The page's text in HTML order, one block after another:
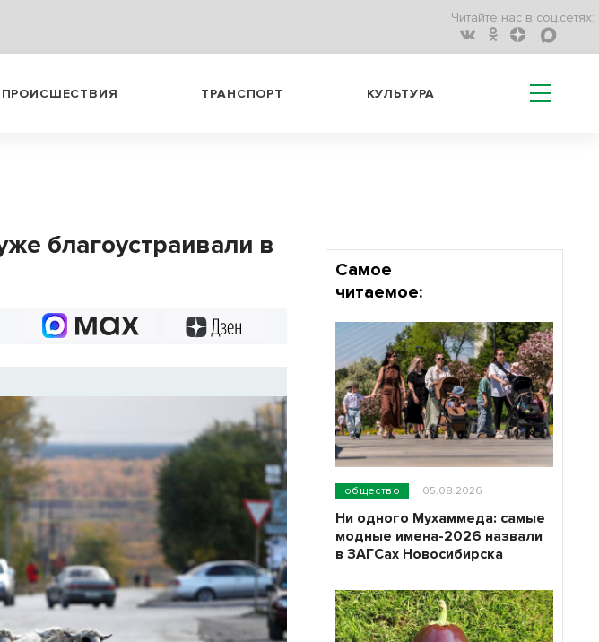
Читайте нас в соц.сетях:
ПРОИСШЕСТВИЯ ТРАНСПОРТ КУЛЬТУРА
благоустраивали в
Самое
читаемое:
общество 05.08.2026
Ни одного Мухаммеда: самые
модные имена-2026 назвали
в ЗАГСах Новосибирска